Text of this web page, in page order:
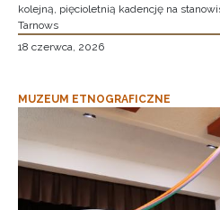
kolejną, pięcioletnią kadencję na
Tarnows
18 czerwca, 2026
MUZEUM ETNOGRAFICZNE